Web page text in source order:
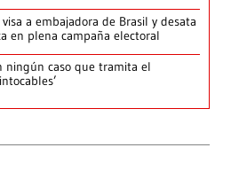
a embajadora de Brasil y desata
en plena campaña electoral
ningún caso que tramita el